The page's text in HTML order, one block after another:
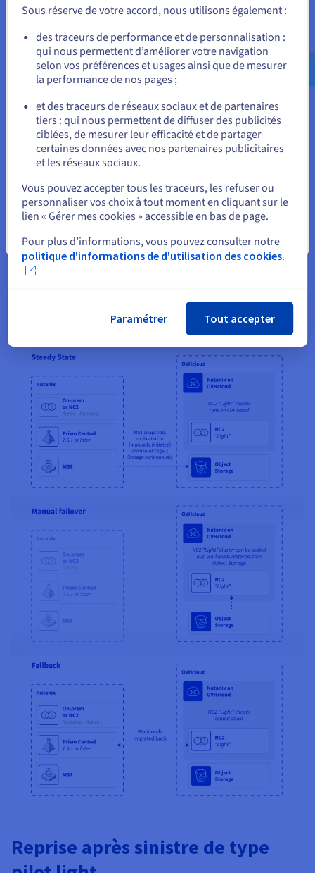
Reprise après sinistre Zero
Compute
Objectif de temps de reprise (RTO) : généralement de 4 à
Adapté pour : environnements de développement et de test,
archives, gestion documentaire
Aucun cluster secondaire exécuté en continu
Snapshots stockés dans Object Storage
L’environnement de reprise peut être déployé à la
demande, on-premises ou via NC2 on OVHcloud
Paiement principalement basé sur Object Storage
jusqu’à la bascule. Des coûts supplémentaires peuvent
s’appliquer pendant la reprise.
Reprise après sinistre de type
us.ovhcloud.com/hosted-private-
cloud
Anglais USD - $
Rester sur le site actuel
Fermer
Sous réserve de votre accord, nous utilisons également :
des traceurs de performance et de personnalisation :
qui nous permettent d’améliorer votre navigation
selon vos préférences et usages ainsi que de mesurer
la performance de nos pages ;
et des traceurs de réseaux sociaux et de partenaires
tiers : qui nous permettent de diffuser des publicités
ciblées, de mesurer leur efficacité et de partager
certaines données avec nos partenaires publicitaires
et les réseaux sociaux.
Vous pouvez accepter tous les traceurs, les refuser ou
personnaliser vos choix à tout moment en cliquant sur le
lien « Gérer mes cookies » accessible en bas de page.
Pour plus d’informations, vous pouvez consulter notre
politique d'informations de d'utilisation des cookies.
Paramétrer Tout accepter